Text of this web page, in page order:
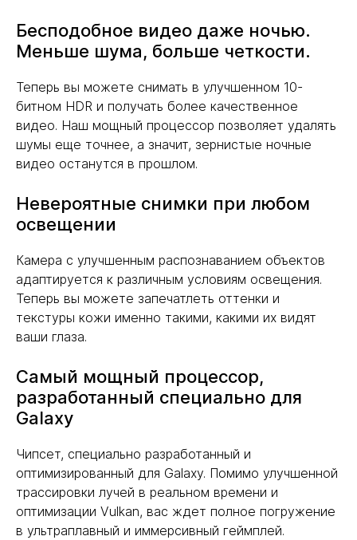
Бесподобное видео даже ночью.
Меньше шума, больше четкости.
Теперь вы можете снимать в улучшенном 10-
битном HDR и получать более качественное
видео. Наш мощный процессор позволяет удалять
шумы еще точнее, а значит, зернистые ночные
видео останутся в прошлом.
Невероятные снимки при любом
освещении
Камера с улучшенным распознаванием объектов
адаптируется к различным условиям освещения.
Теперь вы можете запечатлеть оттенки и
текстуры кожи именно такими, какими их видят
ваши глаза.
Самый мощный процессор,
разработанный специально для
Galaxy
Чипсет, специально разработанный и
оптимизированный для Galaxy. Помимо улучшенной
трассировки лучей в реальном времени и
оптимизации Vulkan, вас ждет полное погружение
в ультраплавный и иммерсивный геймплей.